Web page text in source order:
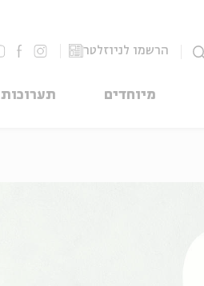
הרשמו לניוזלטר
מיוחדים תערוכות